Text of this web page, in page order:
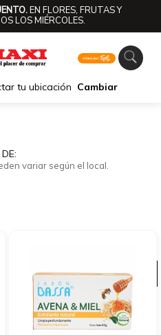
EN FLORES, FRUTAS Y
LOS MIÉRCOLES.
tu ubicación Cambiar
Ver categorías
variar según el local.